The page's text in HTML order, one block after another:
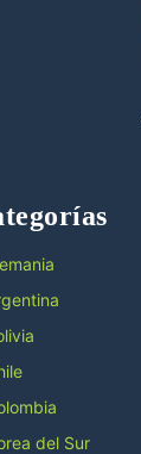
del Sur